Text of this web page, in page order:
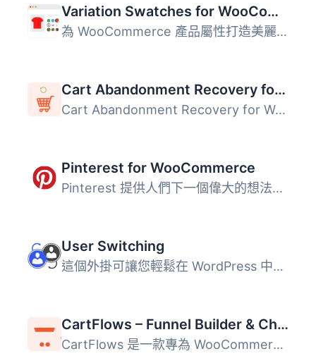
Variation Swatches for WooCommerce
為 WooCommerce 產品屬性打造美麗的顏色、圖片和按鈕變化的樣...
Cart Abandonment Recovery for WooCommerce – Recover Lost Sales with Automated Emails
Cart Abandonment Recovery for WooCommerce 是一款免費的外...
Pinterest for WooCommerce
Pinterest 提供人們下一個偉大的想法。它部分收藏品，部分市...
User Switching
這個外掛可讓您輕鬆在 WordPress 中點擊按鈕即可快速切換使用...
CartFlows – Funnel Builder & Checkout Plugin for WooCommerce
CartFlows 是一款專為 WooCommerce 設計的銷售漏斗建構器與結...